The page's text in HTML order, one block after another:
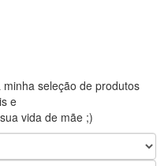
seleção de produtos
e
vida de mãe ;)